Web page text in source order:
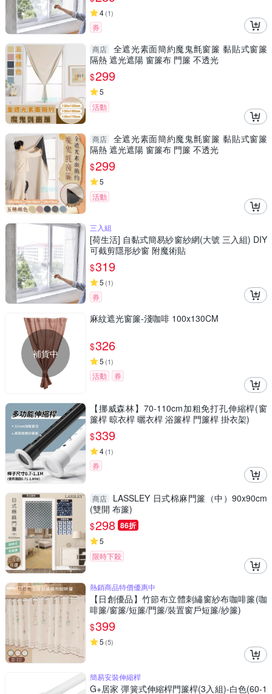
4(1)
券
商店
全遮光素面簡約魔鬼氈窗簾 黏貼式窗簾
隔熱 遮光遮陽 窗簾布 門簾 不透光
$299
5
活動
商店
全遮光素面簡約魔鬼氈窗簾 黏貼式窗簾
隔熱 遮光遮陽 窗簾布 門簾 不透光
$299
5
活動
三入組
[荷生活] 自黏式簡易紗窗紗網(大號 三入組) DIY
可截剪隱形紗窗 附魔術貼
$319
5 (1)
券
補貨中
麻紋遮光窗簾-淺咖啡 100x130CM
$326
5 (1)
活動 券
【挪威森林】70-110cm加粗免打孔伸縮桿(窗
簾桿 晾衣桿 曬衣桿 浴簾桿 門簾桿 掛衣架)
$339
4(1)
券
商店
LASSLEY 日式棉麻門簾（中）90x90cm
(雙開 布簾)
$298 86折
5
限時下殺
熱銷商品特價優惠中
【日創優品】竹節布立體刺繡窗紗布咖啡簾(咖
啡簾/窗簾/短簾/門簾/裝置窗戶短簾/紗簾)
$399
5 (5)
簡易安裝伸縮桿
G+居家 彈簧式伸縮桿門簾桿(3入組)-白色(60-1